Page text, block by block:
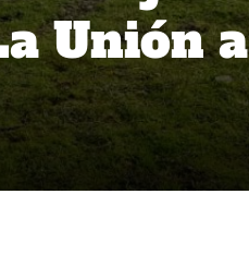
Unión a